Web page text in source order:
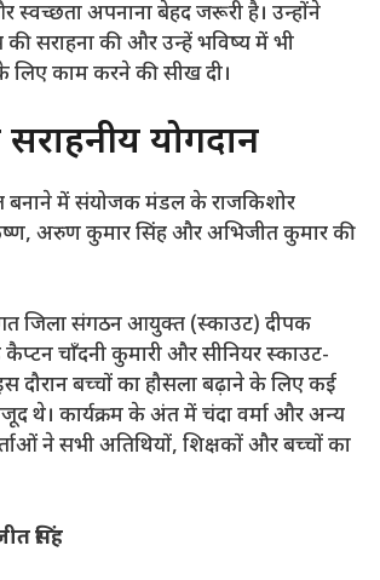
स्वच्छता अपनाना बेहद जरूरी है। उन्होंने
की सराहना की और उन्हें भविष्य में भी
लिए काम करने की सीख दी।
योगदान
बनाने में संयोजक मंडल के राजकिशोर
अरुण कुमार सिंह और अभिजीत कुमार की
जिला संगठन आयुक्त (स्काउट) दीपक
कैप्टन चाँदनी कुमारी और सीनियर स्काउट-
दौरान बच्चों का हौसला बढ़ाने के लिए कई
थे। कार्यक्रम के अंत में चंदा वर्मा और अन्य
ने सभी अतिथियों, शिक्षकों और बच्चों का
सिंह